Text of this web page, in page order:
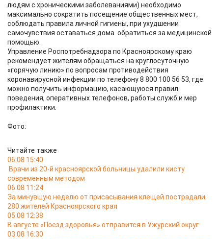
людям с хроническими заболеваниями) необходимо
максимально сократить посещение общественных мест,
соблюдать правила личной гигиены, при ухудшении
самочувствия оставаться дома обратиться за медицинской
помощью.
Управление Роспотребнадзора по Красноярскому краю
рекомендует жителям обращаться на круглосуточную
«горячую линию» по вопросам противодействия
коронавирусной инфекции по телефону 8 800 100 56 53, где
можно получить информацию, касающуюся правил
поведения, оперативных телефонов, работы служб и мер
профилактики.
Фото:
Читайте также
06.08 15:40
Врачи из 20-й красноярской больницы удалили кисту
современным методом
06.08 11:24
За минувшую неделю от присасывания клещей пострадали
280 жителей Красноярского края
05.08 12:38
В августе «Поезд здоровья» отправится в Ужурский округ
03.08 16:30